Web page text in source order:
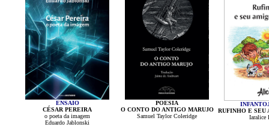
ENSAIO
CÉSAR PEREIRA
o poeta da imagem
Eduardo Jablonski
POESIA
O CONTO DO ANTIGO MARUJO
Samuel Taylor Coleridge
RUFINHO E SEU
Iaralice